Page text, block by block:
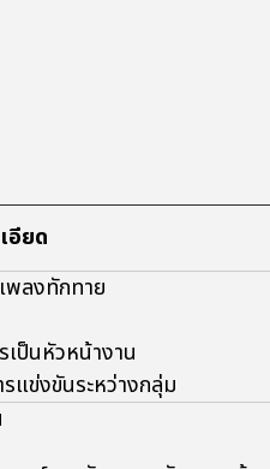
อียด
พลงทักทาย
เป็นหัวหน้างาน
ข่งขันระหว่างกลุ่ม